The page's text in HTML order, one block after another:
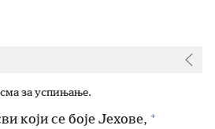
за успињање.
који се боје Јехове, +